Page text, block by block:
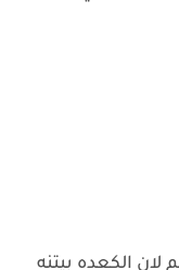
الكعده بيتنه